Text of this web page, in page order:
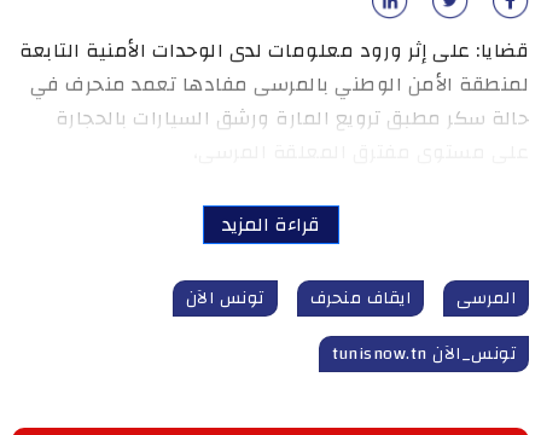
قضايا: على إثر ورود معلومات لدى الوحدات الأمنية التابعة
لمنطقة الأمن الوطني بالمرسى مفادها تعمد منحرف في
حالة سكر مطبق ترويع المارة ورشق السيارات بالحجارة
قراءة المزيد
المرسى ايقاف منحرف
تونس الآن
تونس_الآن tunisnow.tn